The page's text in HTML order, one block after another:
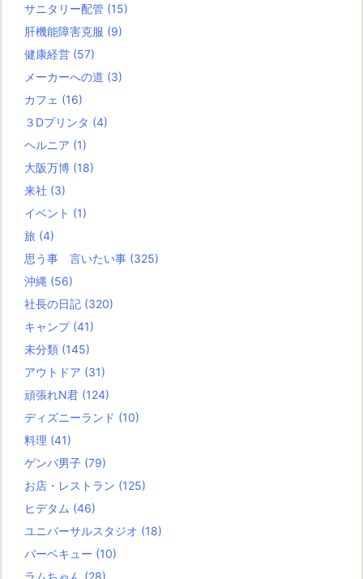
サニタリー配管 (15)
肝機能障害克服 (9)
健康経営 (57)
メーカーへの道 (3)
カフェ (16)
３Dプリンタ (4)
ヘルニア (1)
大阪万博 (18)
来社 (3)
イベント (1)
旅 (4)
思う事 言いたい事 (325)
沖縄 (56)
社長の日記 (320)
キャンプ (41)
未分類 (145)
アウトドア (31)
頑張れN君 (124)
ディズニーランド (10)
料理 (41)
ゲンバ男子 (79)
お店・レストラン (125)
ヒデタム (46)
ユニバーサルスタジオ (18)
バーベキュー (10)